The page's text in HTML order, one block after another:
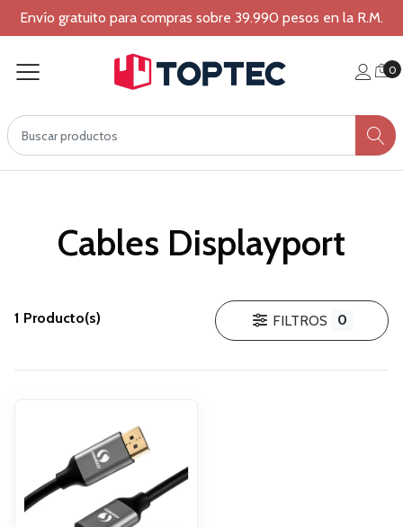
Envío gratuito para compras sobre 39.990 pesos en la R.M.
0
Cables Displayport
1 Producto(s) FILTROS 0